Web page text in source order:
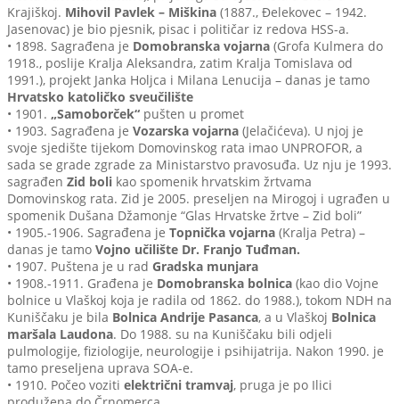
Krajiškoj. Mihovil Pavlek – Miškina (1887., Đelekovec – 1942.
Jasenovac) je bio pjesnik, pisac i političar iz redova HSS-a.
• 1898. Sagrađena je Domobranska vojarna (Grofa Kulmera do
1918., poslije Kralja Aleksandra, zatim Kralja Tomislava od
1991.), projekt Janka Holjca i Milana Lenucija – danas je tamo
Hrvatsko katoličko sveučilište
• 1901. „Samoborček“ pušten u promet
• 1903. Sagrađena je Vozarska vojarna (Jelačićeva). U njoj je
svoje sjedište tijekom Domovinskog rata imao UNPROFOR, a
sada se grade zgrade za Ministarstvo pravosuđa. Uz nju je 1993.
sagrađen Zid boli kao spomenik hrvatskim žrtvama
Domovinskog rata. Zid je 2005. preseljen na Mirogoj i ugrađen u
spomenik Dušana Džamonje “Glas Hrvatske žrtve – Zid boli”
• 1905.-1906. Sagrađena je Topnička vojarna (Kralja Petra) –
danas je tamo Vojno učilište Dr. Franjo Tuđman.
• 1907. Puštena je u rad Gradska munjara
• 1908.-1911. Građena je Domobranska bolnica (kao dio Vojne
bolnice u Vlaškoj koja je radila od 1862. do 1988.), tokom NDH na
Kuniščaku je bila Bolnica Andrije Pasanca, a u Vlaškoj Bolnica
maršala Laudona. Do 1988. su na Kuniščaku bili odjeli
pulmologije, fiziologije, neurologije i psihijatrija. Nakon 1990. je
tamo preseljena uprava SOA-e.
• 1910. Počeo voziti električni tramvaj, pruga je po Ilici